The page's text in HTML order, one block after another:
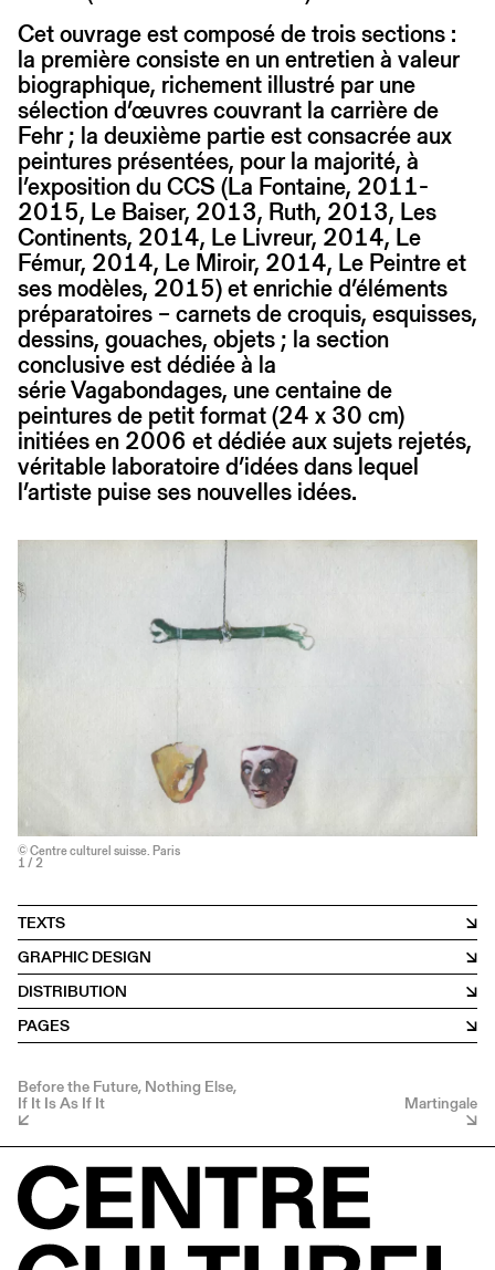
Cet ouvrage est composé de trois sections :
la première consiste en un entretien à valeur
biographique, richement illustré par une
sélection d’œuvres couvrant la carrière de
Fehr ; la deuxième partie est consacrée aux
peintures présentées, pour la majorité, à
l’exposition du CCS (La Fontaine, 2011-
2015, Le Baiser, 2013, Ruth, 2013, Les
Continents, 2014, Le Livreur, 2014, Le
Fémur, 2014, Le Miroir, 2014, Le Peintre et
ses modèles, 2015) et enrichie d’éléments
préparatoires – carnets de croquis, esquisses,
dessins, gouaches, objets ; la section
conclusive est dédiée à la
série Vagabondages, une centaine de
peintures de petit format (24 x 30 cm)
initiées en 2006 et dédiée aux sujets rejetés,
véritable laboratoire d’idées dans lequel
l’artiste puise ses nouvelles idées.
© Centre culturel suisse. Paris
1 / 2
TEXTS
GRAPHIC DESIGN
DISTRIBUTION
PAGES
Before the Future, Nothing Else,
If It Is As If It Martingale